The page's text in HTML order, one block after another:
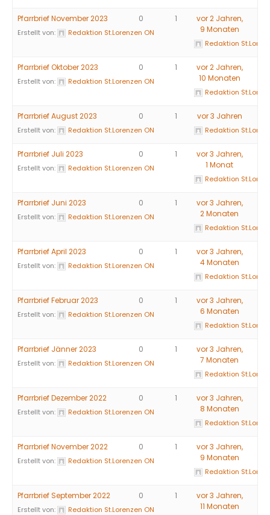
Pfarrbrief November 2023
Erstellt von: Redaktion St.Lorenzen ON
0 1
vor 2 Jahren,
9 Monaten
Redaktion
Pfarrbrief Oktober 2023
Erstellt von: Redaktion St.Lorenzen ON
0 1
vor 2 Jahren,
10 Monaten
Redaktion
Pfarrbrief August 2023
Erstellt von: Redaktion St.Lorenzen ON
0 1 vor 3 Jahren
Redaktion
Pfarrbrief Juli 2023
Erstellt von: Redaktion St.Lorenzen ON
0 1
vor 3 Jahren,
1 Monat
Redaktion
Pfarrbrief Juni 2023
Erstellt von: Redaktion St.Lorenzen ON
0 1
vor 3 Jahren,
2 Monaten
Redaktion
Pfarrbrief April 2023
Erstellt von: Redaktion St.Lorenzen ON
0 1
vor 3 Jahren,
4 Monaten
Redaktion
Pfarrbrief Februar 2023
Erstellt von: Redaktion St.Lorenzen ON
0 1
vor 3 Jahren,
6 Monaten
Redaktion
Pfarrbrief Jänner 2023
Erstellt von: Redaktion St.Lorenzen ON
0 1
vor 3 Jahren,
7 Monaten
Redaktion
Pfarrbrief Dezember 2022
Erstellt von: Redaktion St.Lorenzen ON
0 1
vor 3 Jahren,
8 Monaten
Redaktion
Pfarrbrief November 2022
Erstellt von: Redaktion St.Lorenzen ON
0 1
vor 3 Jahren,
9 Monaten
Redaktion
Pfarrbrief September 2022
Erstellt von: Redaktion St.Lorenzen ON
0 1
vor 3 Jahren,
11 Monaten